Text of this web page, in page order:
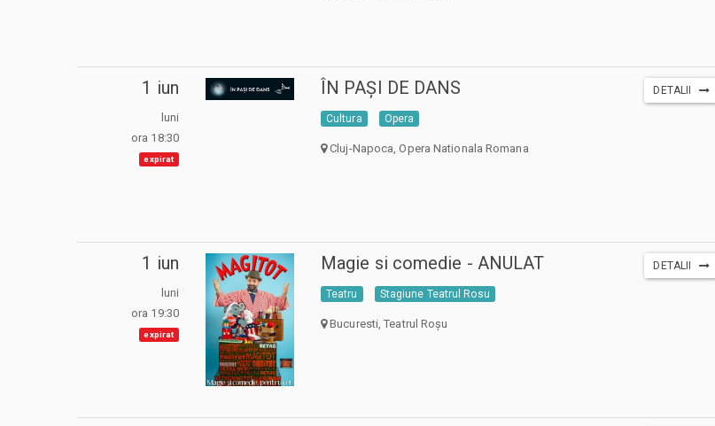
1 iun
luni
ora 18:30
expirat
ÎN PAȘI DE DANS
Cultura Opera
Cluj-Napoca, Opera Nationala Romana
DETALII
1 iun
luni
ora 19:30
expirat
Magie si comedie - ANULAT
Teatru Stagiune Teatrul Rosu
Bucuresti, Teatrul Roșu
DETALII